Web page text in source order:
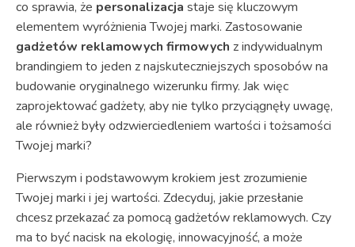
co sprawia, że personalizacja staje się kluczowym
elementem wyróżnienia Twojej marki. Zastosowanie
gadżetów reklamowych firmowych z indywidualnym
brandingiem to jeden z najskuteczniejszych sposobów na
budowanie oryginalnego wizerunku firmy. Jak więc
zaprojektować gadżety, aby nie tylko przyciągnęły uwagę,
ale również były odzwierciedleniem wartości i tożsamości
Twojej marki?
Pierwszym i podstawowym krokiem jest zrozumienie
Twojej marki i jej wartości. Zdecyduj, jakie przesłanie
chcesz przekazać za pomocą gadżetów reklamowych. Czy
ma to być nacisk na ekologię, innowacyjność, a może